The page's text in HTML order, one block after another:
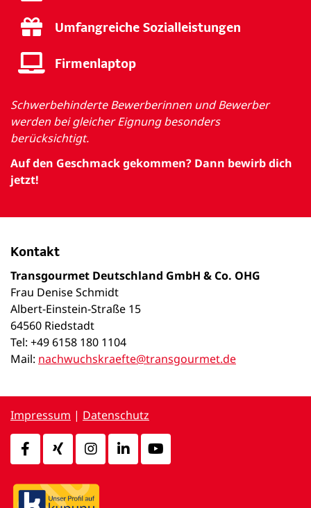
Umfangreiche Sozialleistungen
Firmenlaptop
Schwerbehinderte Bewerberinnen und Bewerber
werden bei gleicher Eignung besonders
berücksichtigt.
Auf den Geschmack gekommen? Dann bewirb dich
jetzt!
Kontakt
Transgourmet Deutschland GmbH & Co. OHG
Frau Denise Schmidt
Albert-Einstein-Straße 15
64560 Riedstadt
Tel: +49 6158 180 1104
Mail: nachwuchskraefte@transgourmet.de
Impressum | Datenschutz